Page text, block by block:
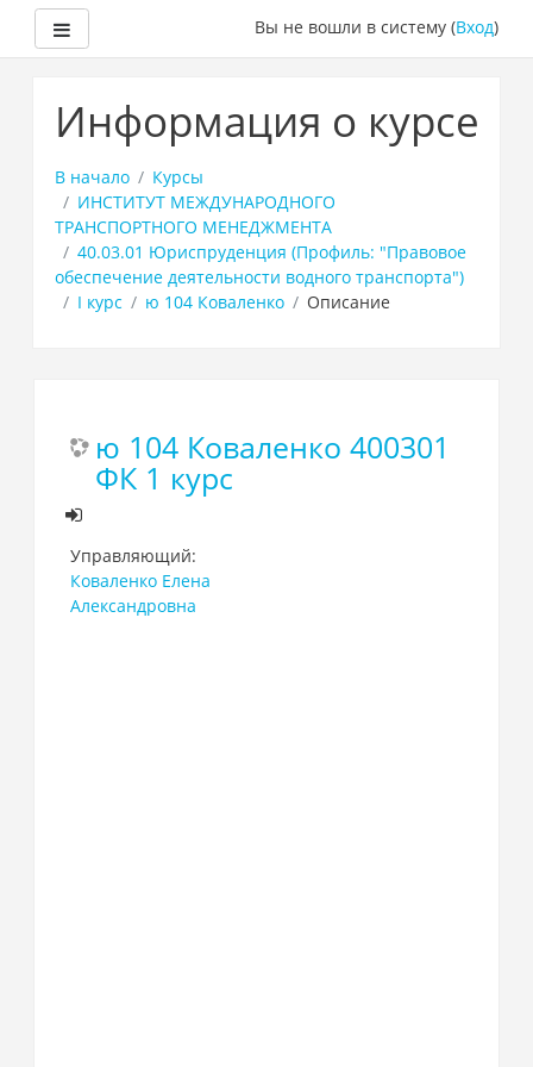
основному
Вы не вошли в систему (Вход)
Информация о курсе
В начало
Курсы
ИНСТИТУТ МЕЖДУНАРОДНОГО
ТРАНСПОРТНОГО МЕНЕДЖМЕНТА
40.03.01 Юриспруденция (Профиль: "Правовое
обеспечение деятельности водного транспорта")
I курс
ю 104 Коваленко Описание
ю 104 Коваленко 400301
ФК 1 курс
Управляющий:
Коваленко Елена
Александровна